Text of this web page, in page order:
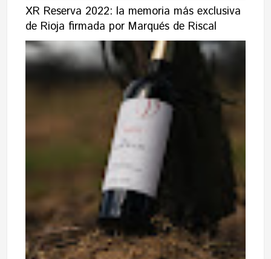
XR Reserva 2022: la memoria más exclusiva
de Rioja firmada por Marqués de Riscal